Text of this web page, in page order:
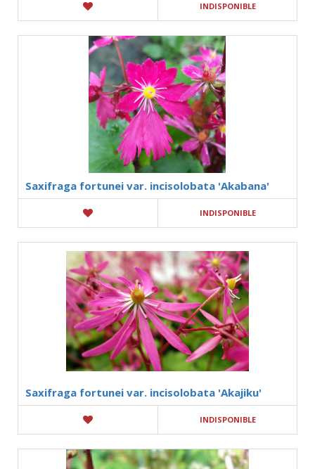
INDISPONIBLE
Saxifraga fortunei var. incisolobata 'Akabana'
INDISPONIBLE
Saxifraga fortunei var. incisolobata 'Akajiku'
INDISPONIBLE